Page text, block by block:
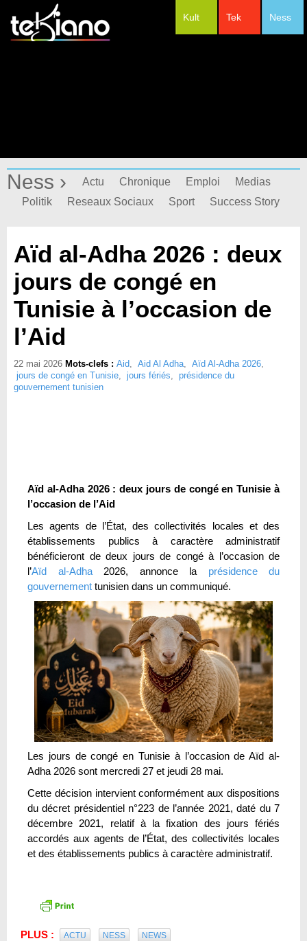
Ness
Tek
Kult
Ness › Actu Chronique Emploi
Medias
Politik
Reseaux Sociaux Sport Success Story
Aïd al-Adha 2026 : deux
jours de congé en
Tunisie à l’occasion de
l’Aid
22 mai 2026 Mots-clefs : Aid, Aid Al Adha, Aïd Al-Adha 2026,
jours de congé en Tunisie, jours fériés, présidence du
gouvernement tunisien
Aïd al-Adha 2026 : deux jours de congé en Tunisie à
l’occasion de l’Aid
Les agents de l’État, des collectivités locales et des
établissements publics à caractère administratif
bénéficieront de deux jours de congé à l’occasion de
l’Aïd al-Adha2026, annonce la présidence du
gouvernement tunisien dans un communiqué.
Les jours de congé en Tunisie à l’occasion de Aïd al-
Adha 2026 sont mercredi 27 et jeudi 28 mai.
Cette décision intervient conformément aux dispositions
du décret présidentiel n°223 de l’année 2021, daté du 7
décembre 2021, relatif à la fixation des jours fériés
accordés aux agents de l’État, des collectivités locales
et des établissements publics à caractère administratif.
PLUS : ACTU NESS NEWS